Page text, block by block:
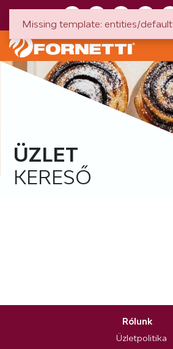
ÜZLET
KERESŐ
Rólunk
Üzletpolitika
Missing template: entities/default